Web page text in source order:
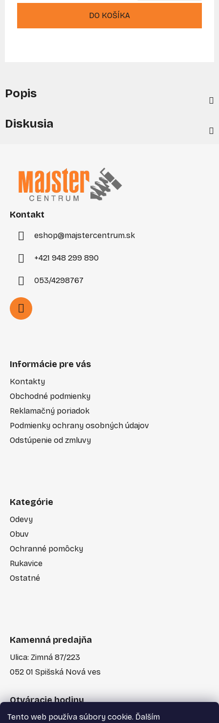
Tento web používa súbory cookie. Ďalším
DO KOŠÍKA
Popis
Diskusia
Kontakt
eshop@majstercentrum.sk
+421 948 299 890
053/4298767
Informácie pre vás
Kontakty
Obchodné podmienky
Reklamačný poriadok
Podmienky ochrany osobných údajov
Odstúpenie od zmluvy
Kategórie
Odevy
Obuv
Ochranné pomôcky
Rukavice
Ostatné
Kamenná predajňa
Ulica: Zimná 87/223
052 01 Spišská Nová ves
Otváracie hodiny
Po-Pia: 7:30 - 17:00